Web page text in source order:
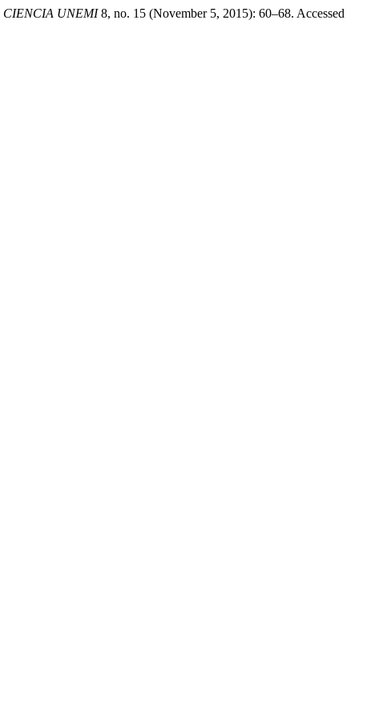
CIENCIA UNEMI8, no. 15 (November 5, 2015): 60–68. Accessed